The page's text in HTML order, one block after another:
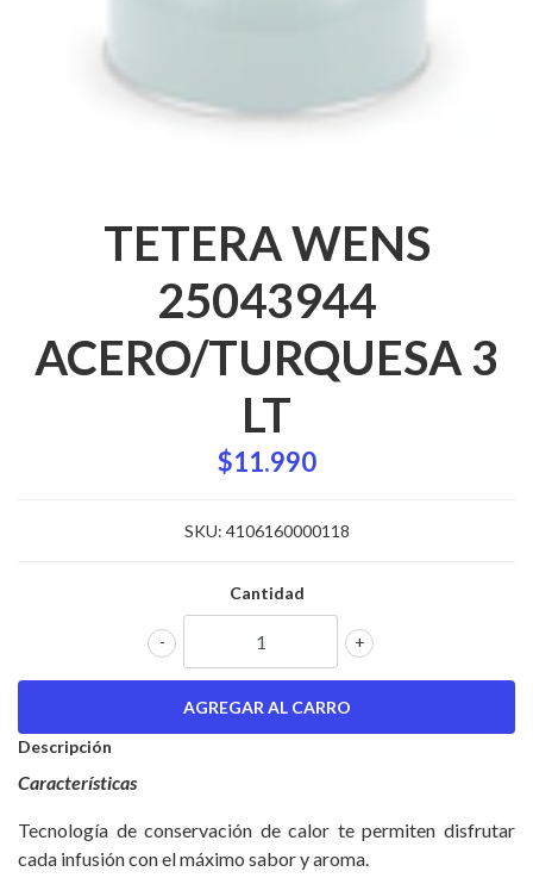
TETERA WENS
25043944
ACERO/TURQUESA 3
LT
$11.990
SKU: 4106160000118
Cantidad
+
-
Descripción
Características
Tecnología de conservación de calor te permiten disfrutar
cada infusión con el máximo sabor y aroma.